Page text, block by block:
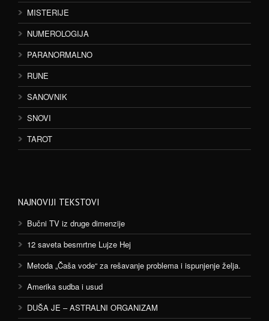
MISTERIJE
NUMEROLOGIJA
PARANORMALNO
RUNE
SANOVNIK
SNOVI
TAROT
NAJNOVIJI TEKSTOVI
Bučni TV iz druge dimenzije
12 saveta besmrtne Lujze Hej
Metoda „Čaša vode“ za rešavanje problema i ispunjenje želja.
Amerika sudba i usud
DUŠA JE – ASTRALNI ORGANIZAM